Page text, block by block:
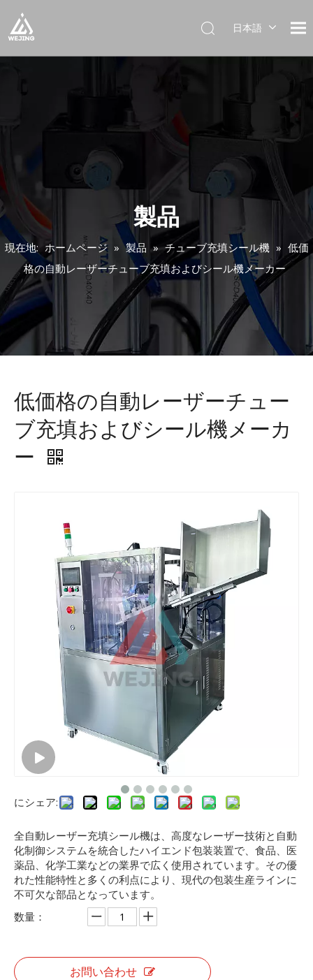
日本語
Español
製品
現在地: ホームページ » 製品 » チューブ充填シール機 » 低価
格の自動レーザーチューブ充填およびシール機メーカー
低価格の自動レーザーチュー
ブ充填およびシール機メーカ
ー
にシェア:
全自動レーザー充填シール機は、高度なレーザー技術と自動
化制御システムを統合したハイエンド包装装置で、食品、医
薬品、化学工業などの業界で広く使用されています。その優
れた性能特性と多くの利点により、現代の包装生産ラインに
不可欠な部品となっています。
数量：
お問い合わせ